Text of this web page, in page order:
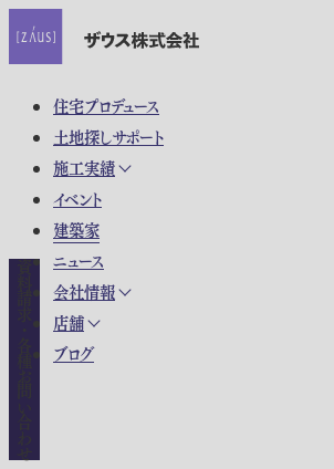
住宅プロデュース
土地探しサポート
施工実績
イベント
建築家
ニュース
会社情報
店舗
ブログ